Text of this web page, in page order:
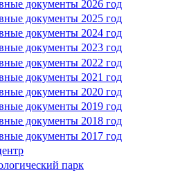
документы 2026 год
документы 2025 год
документы 2024 год
документы 2023 год
документы 2022 год
документы 2021 год
документы 2020 год
документы 2019 год
документы 2018 год
документы 2017 год
парк